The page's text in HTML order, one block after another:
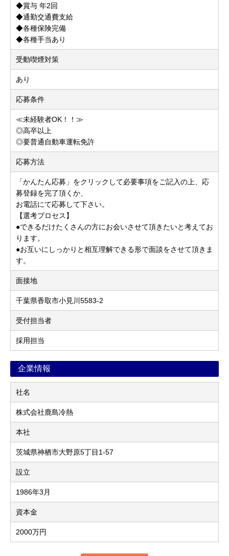
◆賞与 年2回
◆通勤交通費支給
◆各種保険完備
◆各種手当あり
受動喫煙対策
あり
応募条件
≪未経験者OK！！≫
◎高卒以上
◎要普通自動車運転免許
応募方法
「かんたん応募」をクリックして必要事項をご記入の上、応
募登録を完了頂くか、
お電話にて応募して下さい。
【選考プロセス】
●できるだけたくさんの方にお会いさせて頂きたいと考えてお
ります。
●お互いにしっかりと相互理解できる形で面談をさせて頂きま
す。
面接地
千葉県香取市小見川5583-2
受付担当者
採用担当
企業情報
社名
株式会社鹿島冷熱
本社
茨城県神栖市大野原5丁目1-57
設立
1986年3月
資本金
2000万円